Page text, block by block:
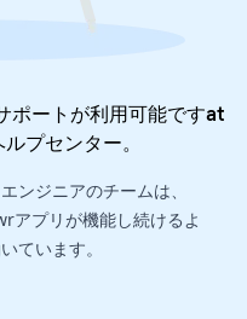
ートが利用可能ですat
ルプセンター。
ンジニアのチームは、
プリが機能し続けるよ
ています。